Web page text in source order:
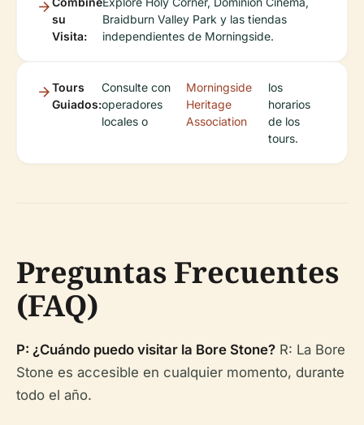
su
Visita:
Braidburn Valley Park y las tiendas
independientes de Morningside.
Tours
Guiados:
Consulte con
operadores
locales o
Morningside
Heritage
Association
los
horarios
de los
tours.
Preguntas Frecuentes
(FAQ)
P: ¿Cuándo puedo visitar la Bore Stone? R: La Bore
Stone es accesible en cualquier momento, durante
todo el año.